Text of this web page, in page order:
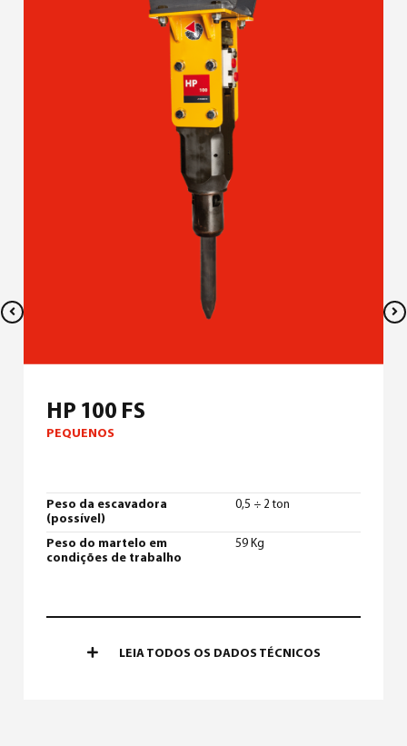
HP 100 FS
PEQUENOS
Peso da escavadora
(possível)
0,5 ÷ 2 ton
Peso do martelo em
condições de trabalho
59 Kg
LEIA TODOS OS DADOS TÉCNICOS